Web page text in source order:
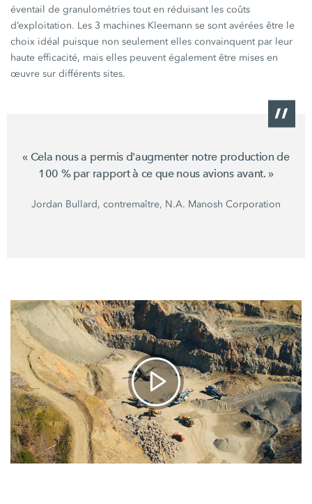
éventail de granulométries tout en réduisant les coûts
d’exploitation. Les 3 machines Kleemann se sont avérées être le
choix idéal puisque non seulement elles convainquent par leur
haute efficacité, mais elles peuvent également être mises en
œuvre sur différents sites.
« Cela nous a permis d'augmenter notre production de
100 % par rapport à ce que nous avions avant. »
Jordan Bullard, contremaître, N.A. Manosh Corporation